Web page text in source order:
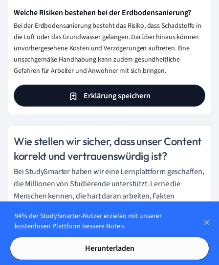
Welche Risiken bestehen bei der Erdbodensanierung?
Bei der Erdbodensanierung besteht das Risiko, dass Schadstoffe in
die Luft oder das Grundwasser gelangen. Darüber hinaus können
unvorhergesehene Kosten und Verzögerungen auftreten. Eine
unsachgemäße Handhabung kann zudem gesundheitliche
Gefahren für Arbeiter und Anwohner mit sich bringen.
Erklärung speichern
Wie stellen wir sicher, dass unser Content
korrekt und vertrauenswürdig ist?
Bei StudySmarter haben wir eine Lernplattform geschaffen,
die Millionen von Studierende unterstützt. Lerne die
Menschen kennen, die hart daran arbeiten, Fakten
überprüft wird.
Content-Erstellungsprozess:
94% der StudySmarter-Nutzer erzielen mit unserer
kostenlosen Plattform bessere Noten.
Herunterladen